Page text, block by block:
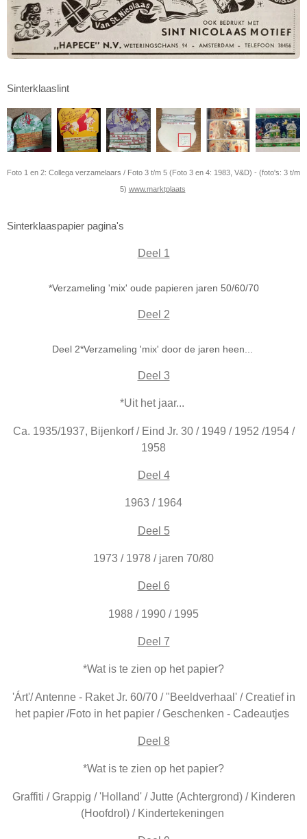
Sinterklaaslint
Foto 1 en 2: Collega verzamelaars / Foto 3 t/m 5 (Foto 3 en 4: 1983, V&D) - (foto's: 3 t/m
5) www.marktplaats
Sinterklaaspapier pagina's
Deel 1
*Verzameling 'mix' oude papieren jaren 50/60/70
Deel 2
Deel 2*Verzameling 'mix' door de jaren heen...
Deel 3
*Uit het jaar...
Ca. 1935/1937, Bijenkorf / Eind Jr. 30 / 1949 / 1952 /1954 /
1958
Deel 4
1963 / 1964
Deel 5
1973 / 1978 / jaren 70/80
Deel 6
1988 / 1990 / 1995
Deel 7
*Wat is te zien op het papier?
'Árt'/ Antenne - Raket Jr. 60/70 / "Beeldverhaal' / Creatief in
het papier /Foto in het papier / Geschenken - Cadeautjes
Deel 8
*Wat is te zien op het papier?
Graffiti / Grappig / 'Holland' / Jutte (Achtergrond) / Kinderen
(Hoofdrol) / Kindertekeningen